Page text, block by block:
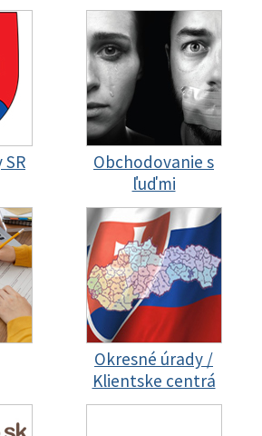
Obchodovanie s
ľuďmi
Okresné úrady /
Klientske centrá